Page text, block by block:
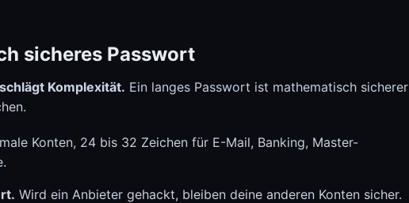
sicheres Passwort
Komplexität. Ein langes Passwort ist mathematisch sicherer
Konten, 24 bis 32 Zeichen für E-Mail, Banking, Master-
Wird ein Anbieter gehackt, bleiben deine anderen Konten sicher.